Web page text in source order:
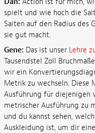
spielt und wie hoch die
Saiten auf den Radius
sie gut macht.
Gene: Das ist unser Lehre
Tausendstel Zoll
wir ein
Metrik zu wechseln. Diese
Ausführung für diejenigen
metrischer Ausführung zu
und du kannst sehen,
Auskleidung ist, um dir